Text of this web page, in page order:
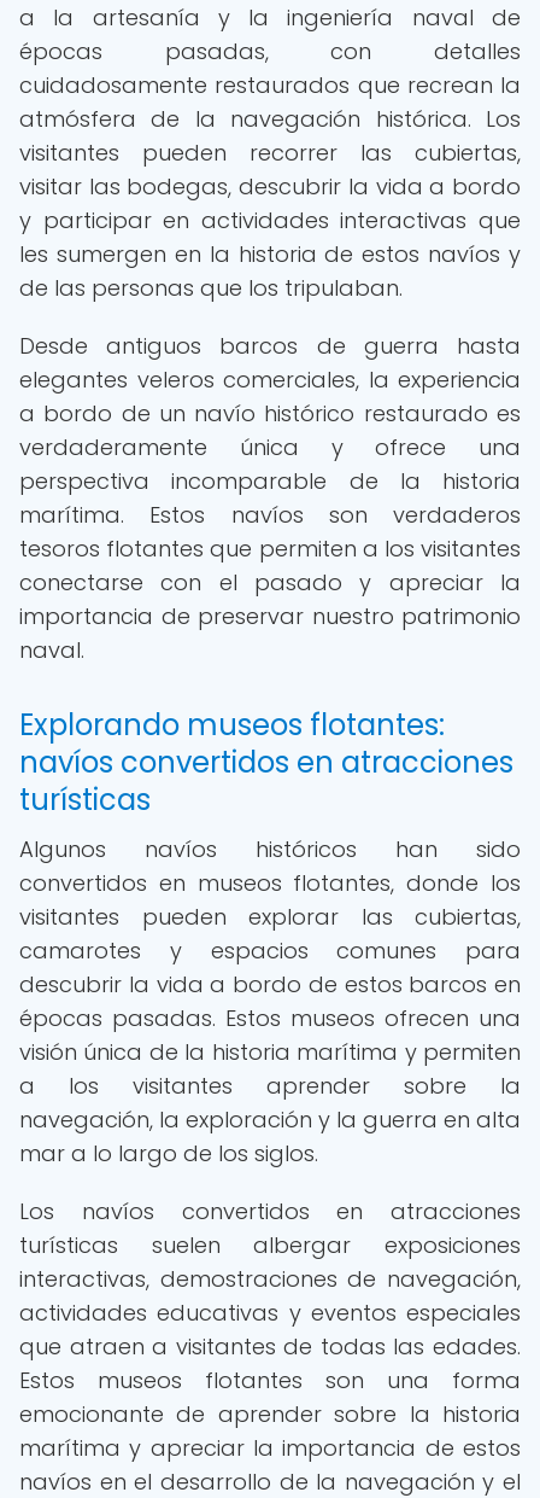
a la artesanía y la ingeniería naval de
épocas pasadas, con detalles
cuidadosamente restaurados que recrean la
atmósfera de la navegación histórica. Los
visitantes pueden recorrer las cubiertas,
visitar las bodegas, descubrir la vida a bordo
y participar en actividades interactivas que
les sumergen en la historia de estos navíos y
de las personas que los tripulaban.
Desde antiguos barcos de guerra hasta
elegantes veleros comerciales, la experiencia
a bordo de un navío histórico restaurado es
verdaderamente única y ofrece una
perspectiva incomparable de la historia
marítima. Estos navíos son verdaderos
tesoros flotantes que permiten a los visitantes
conectarse con el pasado y apreciar la
importancia de preservar nuestro patrimonio
naval.
Explorando museos flotantes:
navíos convertidos en atracciones
turísticas
Algunos navíos históricos han sido
convertidos en museos flotantes, donde los
visitantes pueden explorar las cubiertas,
camarotes y espacios comunes para
descubrir la vida a bordo de estos barcos en
épocas pasadas. Estos museos ofrecen una
visión única de la historia marítima y permiten
a los visitantes aprender sobre la
navegación, la exploración y la guerra en alta
mar a lo largo de los siglos.
Los navíos convertidos en atracciones
turísticas suelen albergar exposiciones
interactivas, demostraciones de navegación,
actividades educativas y eventos especiales
que atraen a visitantes de todas las edades.
Estos museos flotantes son una forma
emocionante de aprender sobre la historia
marítima y apreciar la importancia de estos
navíos en el desarrollo de la navegación y el